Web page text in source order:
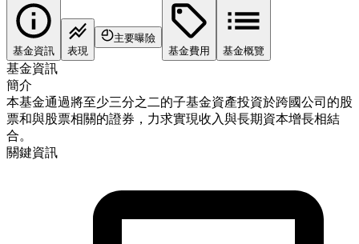
基金資訊 表現
主要曝險
基金費用
基金概覽
基金資訊
簡介
本基金通過將至少三分之二的子基金資產投資於跨國公司的股
票和與股票相關的證券，力求實現收入與長期資本增長相結
合。
關鍵資訊